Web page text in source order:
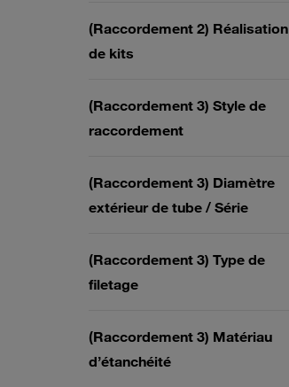
(Raccordement 2) Réalisation
de kits
(Raccordement 3) Style de
raccordement
(Raccordement 3) Diamètre
extérieur de tube / Série
(Raccordement 3) Type de
filetage
(Raccordement 3) Matériau
d’étanchéité